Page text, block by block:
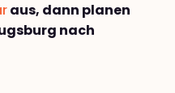
aus, dann planen
nach